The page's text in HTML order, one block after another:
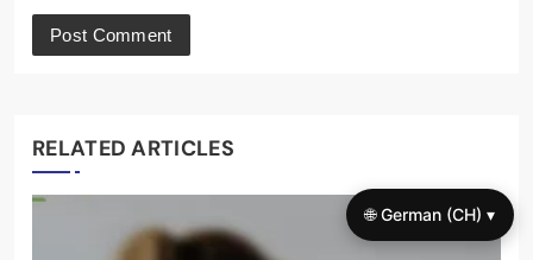
RELATED ARTICLES
🌐 German (CH) ▾